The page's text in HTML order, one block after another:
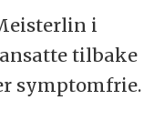
i
tilbake
symptomfrie.